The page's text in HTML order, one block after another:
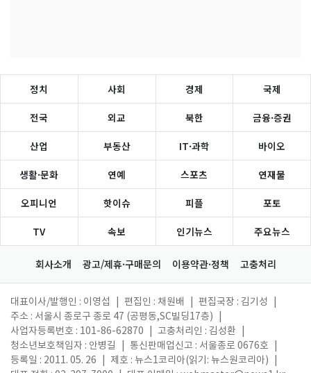
정치 사회 경제 국제
전국 외교 북한 금융·증권
산업 부동산 IT·과학 바이오
생활·문화 연예 스포츠 연재물
오피니언 핫이슈 피플 포토
TV 속보 인기뉴스 주요뉴스
회사소개 광고/제휴·구매문의 이용약관·정책 고충처리
대표이사/발행인 : 이영섭 편집인 : 채원배 편집국장 : 김기성
주소 : 서울시 종로구 종로 47 (공평동,SC빌딩17층)
사업자등록번호 : 101-86-62870
고충처리인 : 김성환
청소년보호책임자 : 안병길
통신판매업신고 : 서울종로 0676호
등록일 : 2011. 05. 26
제호 : 뉴스1코리아(읽기: 뉴스원코리아)